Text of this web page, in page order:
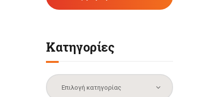
Κατηγορίες
Κατηγορίες